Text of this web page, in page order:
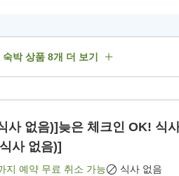
숙박 상품 8개 더 보기
사 없음)]늦은 체크인 OK! 식
사 없음)]
지 예약 무료 취소 가능 식사 없음